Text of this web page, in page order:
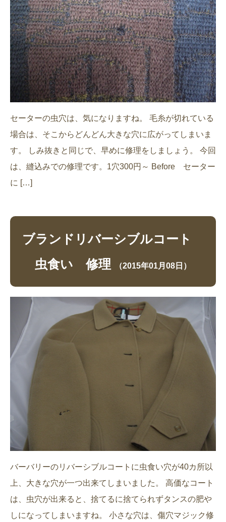
セーターの虫穴は、気になりますね。 毛糸が切れている
場合は、そこからどんどん大きな穴に広がってしまいま
す。 しみ抜きと同じで、早めに修理をしましょう。 今回
は、縫込みでの修理です。1穴300円～ Before セーター
に […]
ブランドリバーシブルコート
虫食い 修理
（2015年01月08日）
バーバリーのリバーシブルコートに虫食い穴が40カ所以
上、大きな穴が一つ出来てしまいました。 高価なコート
は、虫穴が出来ると、捨てるに捨てられずタンスの肥や
しになってしまいますね。 小さな穴は、傷穴マジック修